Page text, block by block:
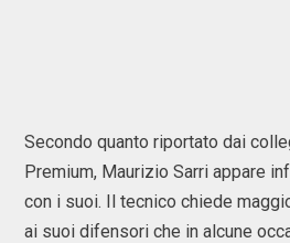
Secondo quanto riportato dai
Premium, Maurizio Sarri appare
con i suoi. Il tecnico chiede
ai suoi difensori che in alcune